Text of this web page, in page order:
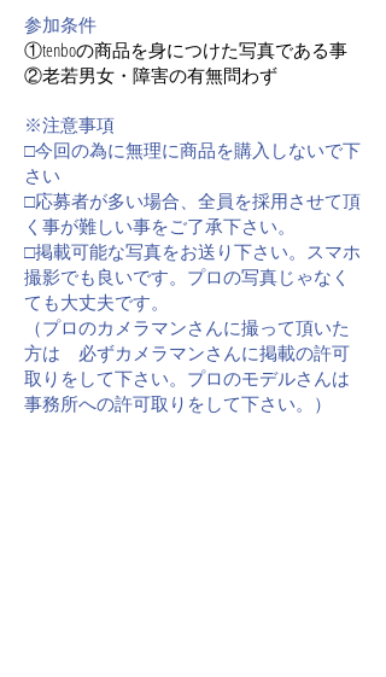
参加条件
①tenboの商品を身につけた写真である事
②老若男女・障害の有無問わず
※注意事項
□今回の為に無理に商品を購入しないで下
さい
□応募者が多い場合、全員を採用させて頂
く事が難しい事をご了承下さい。
□掲載可能な写真をお送り下さい。スマホ
撮影でも良いです。プロの写真じゃなく
ても大丈夫です。
（プロのカメラマンさんに撮って頂いた
方は 必ずカメラマンさんに掲載の許可
取りをして下さい。プロのモデルさんは
事務所への許可取りをして下さい。）